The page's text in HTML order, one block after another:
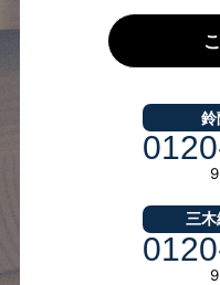
鈴
三